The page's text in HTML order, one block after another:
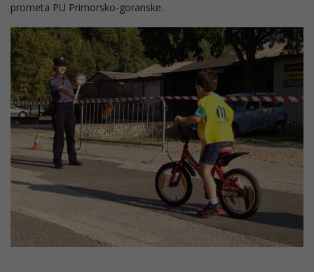
prometa PU Primorsko-goranske.